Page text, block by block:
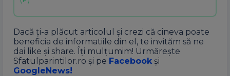
Dacă ți-a plăcut articolul și crezi că cineva poate
beneficia de informatiile din el, te invităm să ne
dai like și share. Îți mulțumim! Urmărește
Sfatulparintilor.ro și pe Facebook și
GoogleNews!